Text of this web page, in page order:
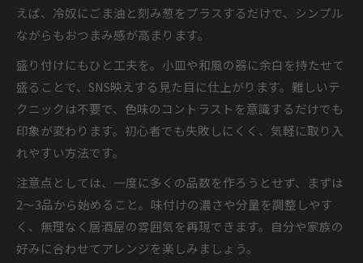
えば、冷奴にごま油と刻み葱をプラスするだけで、シンプル
ながらもおつまみ感が高まります。
盛り付けにもひと工夫を。小皿や和風の器に余白を持たせて
盛ることで、SNS映えする見た目に仕上がります。難しいテ
クニックは不要で、色味のコントラストを意識するだけでも
印象が変わります。初心者でも失敗しにくく、気軽に取り入
れやすい方法です。
注意点としては、一度に多くの品数を作ろうとせず、まずは
2～3品から始めること。味付けの濃さや分量を調整しやす
く、無理なく居酒屋の雰囲気を再現できます。自分や家族の
好みに合わせてアレンジを楽しみましょう。